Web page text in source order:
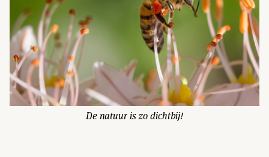
De natuur is zo dichtbij!